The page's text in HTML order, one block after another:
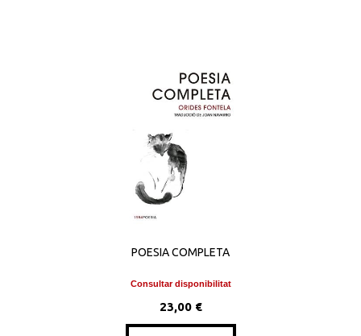
POESIA COMPLETA
Consultar disponibilitat
23,00 €